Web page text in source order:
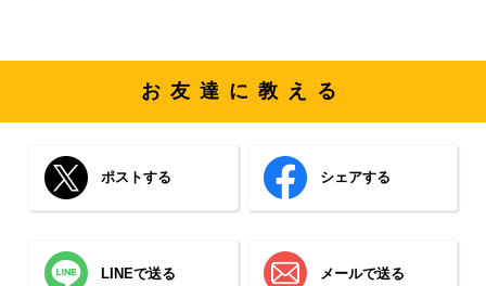
お友達に教える
ポストする シェアする
LINEで送る メールで送る